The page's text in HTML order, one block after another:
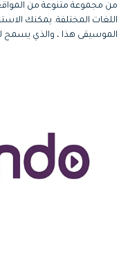
من مجموعة متنوعة من
اللغات المختلفة. يمكنك
الموسيقى هذا ، والذي